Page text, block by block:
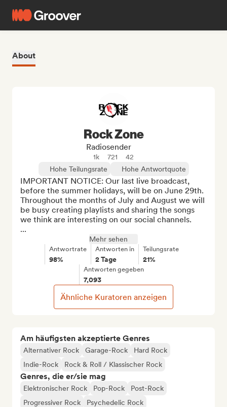
About
Am häufigsten akzeptierte Genres
Alternativer Rock Garage-Rock
Hard Rock
Indie-Rock
Rock & Roll / Klassischer Rock
Genres, die er/sie mag
Elektronischer Rock Pop-Rock
Post-Rock
Progressiver Rock
Psychedelic Rock
Rock Zone
Radiosender
1k 721
42
Hohe Teilungsrate
Hohe Antwortquote
IMPORTANT NOTICE: Our last live broadcast,
before the summer holidays, will be on June 29th.
Throughout the months of July and August we will
be busy creating playlists and sharing the songs
we think are interesting on our social channels.
...
Mehr sehen
Antwortrate
98%
Antworten in
2 Tage
Teilungsrate
21%
Antworten gegeben
7,093
Ähnliche Kuratoren anzeigen